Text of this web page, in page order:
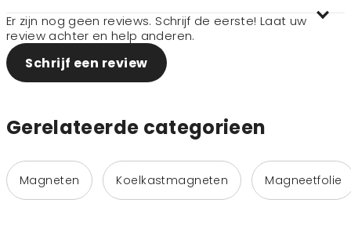
Er zijn nog geen reviews. Schrijf de eerste! Laat uw
review achter en help anderen.
Schrijf een review
Gerelateerde categorieen
Magneten Koelkastmagneten Magneetfolie